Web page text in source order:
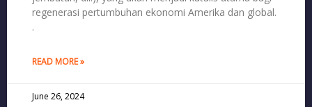
regenerasi pertumbuhan ekonomi Amerika dan global.
.
READ MORE »
June 26, 2024